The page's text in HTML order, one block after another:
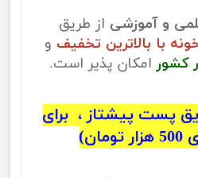
و آموزشی از طریق
با بالاترین تخفیف و
کشور امکان پذیر است.
پست پیشتاز ، برای